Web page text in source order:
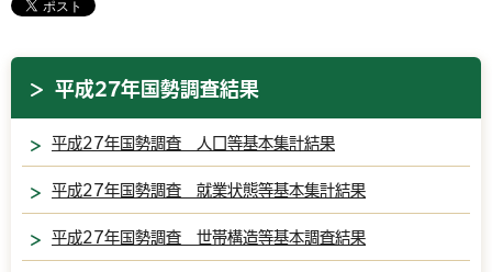
平成27年国勢調査結果
平成27年国勢調査 人口等基本集計結果
平成27年国勢調査 就業状態等基本集計結果
平成27年国勢調査 世帯構造等基本調査結果